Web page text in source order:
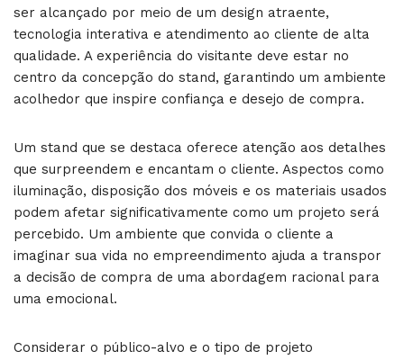
ser alcançado por meio de um design atraente,
tecnologia interativa e atendimento ao cliente de alta
qualidade. A experiência do visitante deve estar no
centro da concepção do stand, garantindo um ambiente
acolhedor que inspire confiança e desejo de compra.
Um stand que se destaca oferece atenção aos detalhes
que surpreendem e encantam o cliente. Aspectos como
iluminação, disposição dos móveis e os materiais usados
podem afetar significativamente como um projeto será
percebido. Um ambiente que convida o cliente a
imaginar sua vida no empreendimento ajuda a transpor
a decisão de compra de uma abordagem racional para
uma emocional.
Considerar o público-alvo e o tipo de projeto